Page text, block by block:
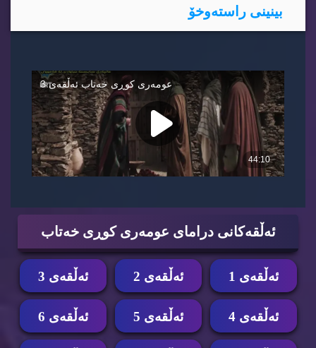
بینینی راسته‌وخۆ
ئه‌ڵقه‌كانی درامای عومه‌ری كوڕی خه‌تاب
ئه‌ڵقه‌ی 1 ئه‌ڵقه‌ی 2 ئه‌ڵقه‌ی 3
ئه‌ڵقه‌ی 4 ئه‌ڵقه‌ی 5 ئه‌ڵقه‌ی 6